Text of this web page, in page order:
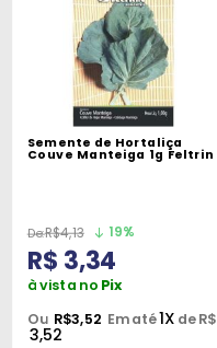
Semente de Hortaliça
Couve Manteiga 1g Feltrin
R$4,13 19%
R$ 3,34
à vista no Pix
Ou R$3,52 Em até1X de R$
3,52